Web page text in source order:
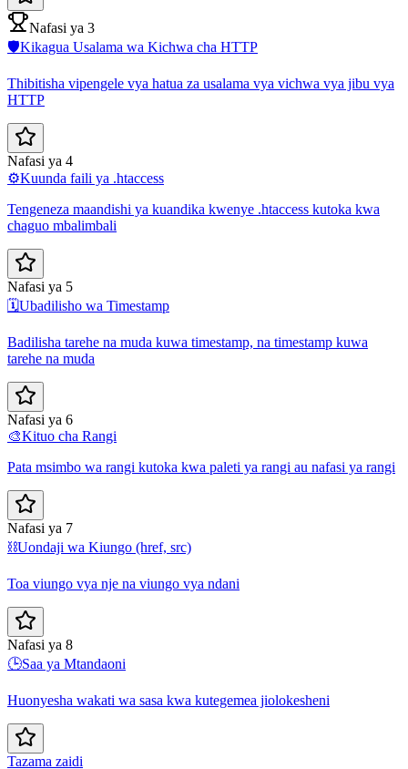
Nafasi ya 3
🛡️Kikagua Usalama wa Kichwa cha HTTP
Thibitisha vipengele vya hatua za usalama vya vichwa vya jibu vya
HTTP
Nafasi ya 4
⚙️Kuunda faili ya .htaccess
Tengeneza maandishi ya kuandika kwenye .htaccess kutoka kwa
chaguo mbalimbali
Nafasi ya 5
🗓️Ubadilisho wa Timestamp
Badilisha tarehe na muda kuwa timestamp, na timestamp kuwa
tarehe na muda
Nafasi ya 6
🎨Kituo cha Rangi
Pata msimbo wa rangi kutoka kwa paleti ya rangi au nafasi ya rangi
Nafasi ya 7
⛓️Uondaji wa Kiungo (href, src)
Toa viungo vya nje na viungo vya ndani
Nafasi ya 8
🕒Saa ya Mtandaoni
Huonyesha wakati wa sasa kwa kutegemea jiolokesheni
Tazama zaidi